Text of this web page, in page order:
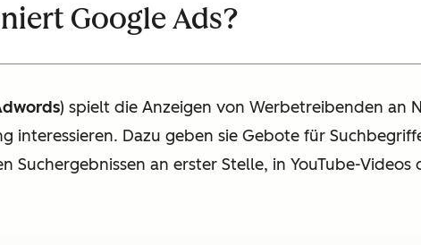
Google Ads?
) spielt die Anzeigen von Werbetreibenden an
interessieren. Dazu geben sie Gebote für
Suchergebnissen an erster Stelle, in YouTube-